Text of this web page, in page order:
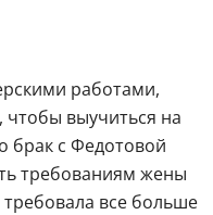
работами,
чтобы выучиться на
брак с Федотовой
требованиям жены
требовала все больше